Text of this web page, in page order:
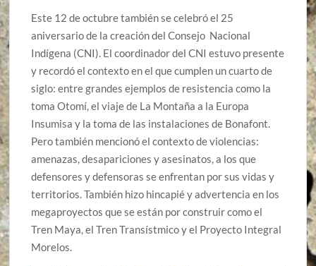
Este 12 de octubre también se celebró el 25
aniversario de la creación del Consejo Nacional
Indígena (CNI). El coordinador del CNI estuvo presente
y recordó el contexto en el que cumplen un cuarto de
siglo: entre grandes ejemplos de resistencia como la
toma Otomí, el viaje de La Montaña a la Europa
Insumisa y la toma de las instalaciones de Bonafont.
Pero también mencionó el contexto de violencias:
amenazas, desapariciones y asesinatos, a los que
defensores y defensoras se enfrentan por sus vidas y
territorios. También hizo hincapié y advertencia en los
megaproyectos que se están por construir como el
Tren Maya, el Tren Transístmico y el Proyecto Integral
Morelos.